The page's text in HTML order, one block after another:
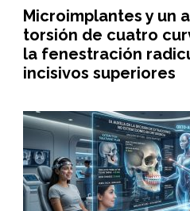
Microimplantes y un
torsión de cuatro
la fenestración
incisivos superiores